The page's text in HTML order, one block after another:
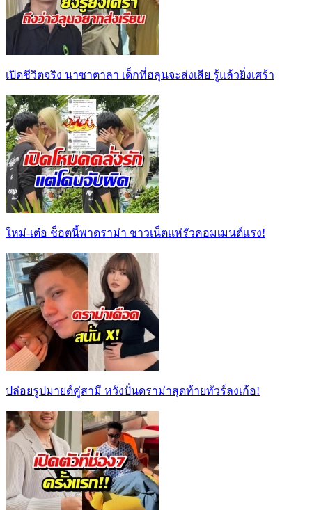
เปิดชีวิตจริง นาซาตาลา เด็กที่ฮลุนจะส่งเสีย รู้แล้วยิ่งเศร้า
ใหม่-เต๋อ ช็อตนี้พาดราม่า ชาวเน็ตเเห่รัวคอมเมนต์เเรง!
ปล่อยรูปมายด์คู่สามี หวังปั่นดราม่าสุดท้ายทัวร์ลงเก้อ!